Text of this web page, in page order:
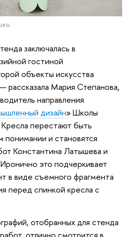
заключалась в
гостиной
объекты искусства
рассказала Мария Степанова,
направления
дизайн» Школы
перестают быть
и становятся
Константина Латышева и
это подчеркивает
в виде съемного фрагмента
перед спинкой кресла с
отобранных для стенда
отлично смотрится в